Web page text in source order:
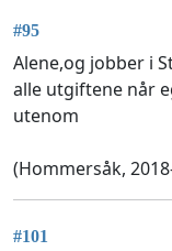
#95
Alene,og jobber i
alle utgiftene når
utenom
(Hommersåk,
#101